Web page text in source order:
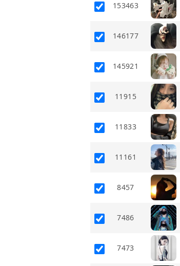
153463
146177
145921
11915
11833
11161
8457
7486
7473